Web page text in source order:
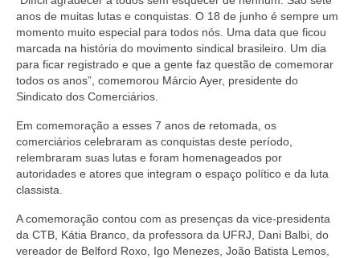
DENÚNCIAS
SERVIÇOS
Acordos e convenções
Cadastro de empresa
Homologações
Jurídico
Saúde
anos de muitas lutas e conquistas. O 18 de junho é sempre um
momento muito especial para todos nós. Uma data que ficou
marcada na história do movimento sindical brasileiro. Um dia
para ficar registrado e que a gente faz questão de comemorar
todos os anos”, comemorou Márcio Ayer, presidente do
Sindicato dos Comerciários.
Em comemoração a esses 7 anos de retomada, os
comerciários celebraram as conquistas deste período,
relembraram suas lutas e foram homenageados por
autoridades e atores que integram o espaço político e da luta
classista.
A comemoração contou com as presenças da vice-presidenta
da CTB, Kátia Branco, da professora da UFRJ, Dani Balbi, do
vereador de Belford Roxo, Igo Menezes, João Batista Lemos,